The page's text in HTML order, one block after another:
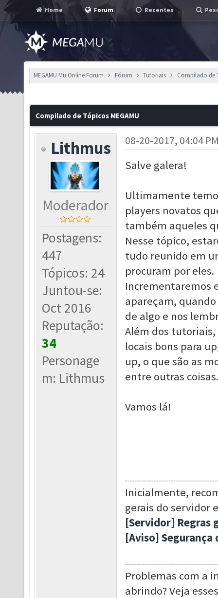
Home Forum Recentes
MEGAMU Mu Online Forum Fórum Tutoriais Compilado de
Compilado de Tópicos MEGAMU
Lithmus
Moderador
Postagens:
447
Tópicos: 24
Juntou-se:
Oct 2016
Reputação:
34
Personage
m: Lithmus
08-20-2017, 04:04
Salve galera!
Ultimamente
players novatos
também aqueles
Nesse tópico,
tudo reunido em
procuram por eles.
Incrementaremos
apareçam,
de algo e nos
Além dos
locais bons para
up, o que são as
entre outras coisas.
Vamos lá!
Inicialmente,
gerais do servidor
[Servidor] Regras
[Aviso] Segurança
Problemas com a
abrindo? Veja